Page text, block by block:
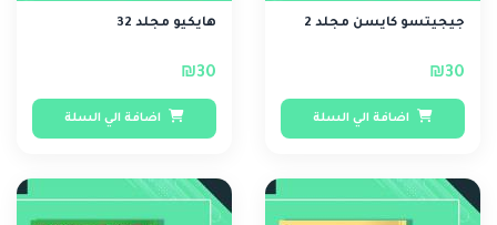
جيجيتسو كايسن مجلد 2
₪30
اضافة الي السلة
هايكيو مجلد 32
₪30
اضافة الي السلة